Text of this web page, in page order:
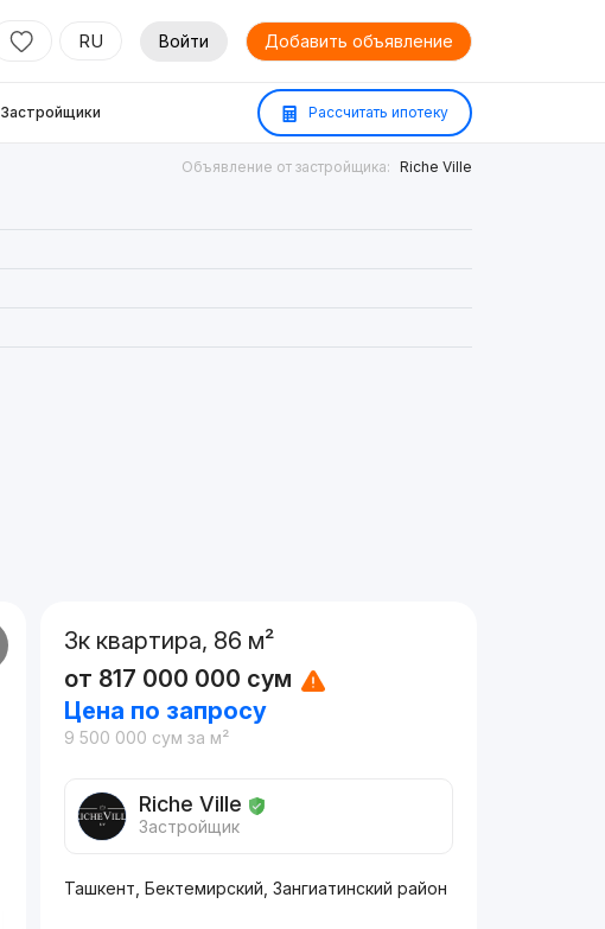
RU Войти Добавить объявление
Застройщики Рассчитать ипотеку
Объявление от застройщика: Riche Ville
3к квартира, 86 м²
от 817 000 000 сум
Цена по запросу
9 500 000 сум за м²
Riche Ville
Застройщик
Ташкент, Бектемирский, Зангиатинский район